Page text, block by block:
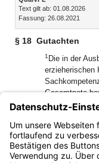
Text gilt ab: 01.08.2026
Fassung: 26.08.2021
§ 18 Gutachten
1 Die in der
erzieherischen
Gesamtnote
der Schulleiter
Ausbildung
ein Gutachten